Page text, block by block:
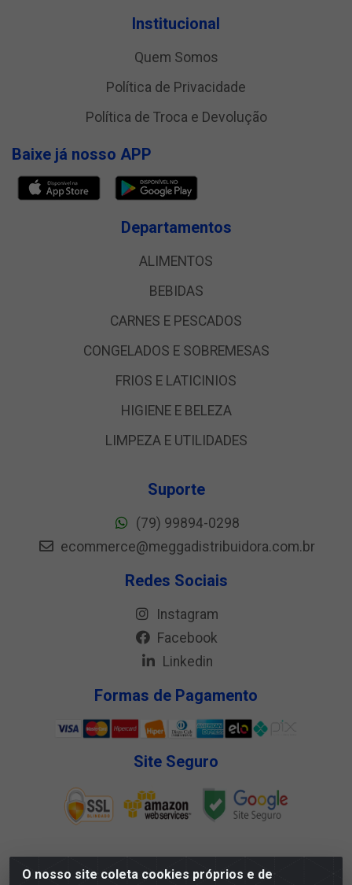
O nosso site coleta cookies próprios e de
Institucional
Quem Somos
Política de Privacidade
Política de Troca e Devolução
Baixe já nosso APP
Departamentos
ALIMENTOS
BEBIDAS
CARNES E PESCADOS
CONGELADOS E SOBREMESAS
FRIOS E LATICINIOS
HIGIENE E BELEZA
LIMPEZA E UTILIDADES
Suporte
(79) 99894-0298
ecommerce@meggadistribuidora.com.br
Redes Sociais
Instagram
Facebook
Linkedin
Formas de Pagamento
Site Seguro